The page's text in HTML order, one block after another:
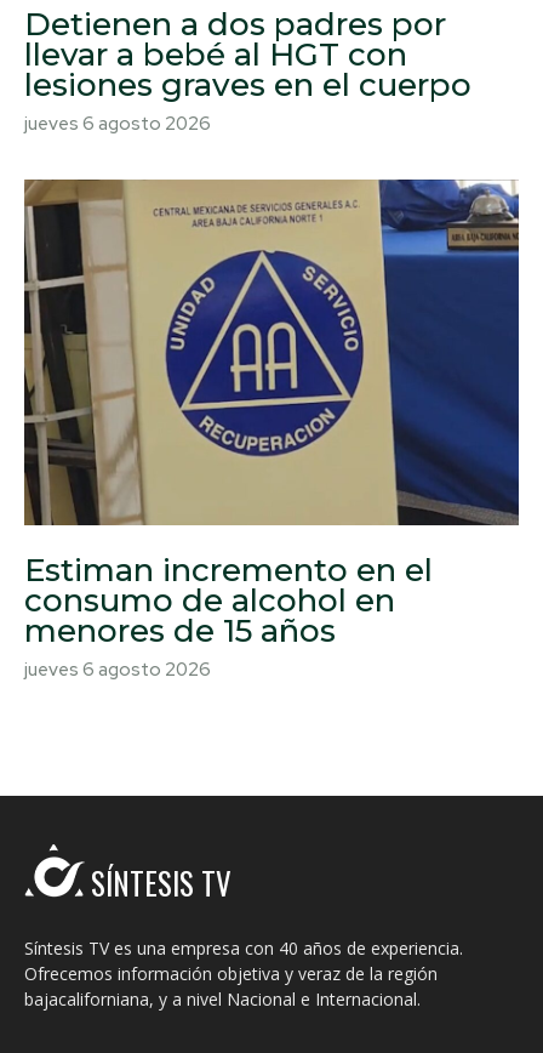
Detienen a dos padres por
llevar a bebé al HGT con
lesiones graves en el cuerpo
jueves 6 agosto 2026
Estiman incremento en el
consumo de alcohol en
menores de 15 años
jueves 6 agosto 2026
SÍNTESIS TV
Síntesis TV es una empresa con 40 años de experiencia.
Ofrecemos información objetiva y veraz de la región
bajacaliforniana, y a nivel Nacional e Internacional.